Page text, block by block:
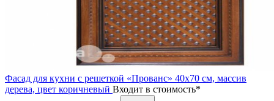
Фасад для кухни с решеткой «Прованс» 40х70 см, массив
дерева, цвет коричневый Входит в стоимость*